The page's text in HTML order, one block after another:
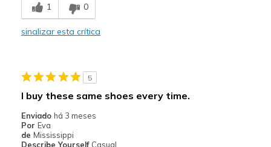
Durable
Casual Wear
Special Occasions
1 0
sinalizar esta crítica
5
I buy these same shoes every time.
Enviado há 3 meses
Por Eva
de Mississippi
Describe Yourself Casual